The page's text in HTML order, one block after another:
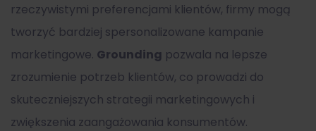
rzeczywistymi preferencjami klientów, firmy mogą
tworzyć bardziej spersonalizowane kampanie
marketingowe. Grounding pozwala na lepsze
zrozumienie potrzeb klientów, co prowadzi do
skuteczniejszych strategii marketingowych i
zwiększenia zaangażowania konsumentów.